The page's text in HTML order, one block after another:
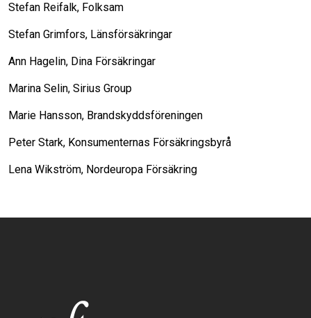
Stefan Reifalk, Folksam
Stefan Grimfors, Länsförsäkringar
Ann Hagelin, Dina Försäkringar
Marina Selin, Sirius Group
Marie Hansson, Brandskyddsföreningen
Peter Stark, Konsumenternas Försäkringsbyrå
Lena Wikström, Nordeuropa Försäkring